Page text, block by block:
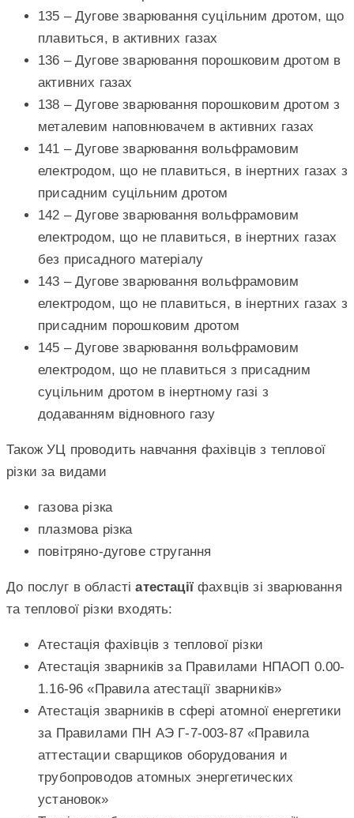
135 – Дугове зварювання суцільним дротом, що
плавиться, в активних газах
136 – Дугове зварювання порошковим дротом в
активних газах
138 – Дугове зварювання порошковим дротом з
металевим наповнювачем в активних газах
141 – Дугове зварювання вольфрамовим
електродом, що не плавиться, в інертних газах з
присадним суцільним дротом
142 – Дугове зварювання вольфрамовим
електродом, що не плавиться, в інертних газах
без присадного матеріалу
143 – Дугове зварювання вольфрамовим
електродом, що не плавиться, в інертних газах з
присадним порошковим дротом
145 – Дугове зварювання вольфрамовим
електродом, що не плавиться з присадним
суцільним дротом в інертному газі з
додаванням відновного газу
Також УЦ проводить навчання фахівців з теплової
різки за видами
газова різка
плазмова різка
повітряно-дугове стругання
До послуг в областіатестаціїфахвців зі зварювання
та теплової різки входять:
Атестація фахівців з теплової різки
Атестація зварників за Правилами НПАОП 0.00-
1.16-96 «Правила атестації зварників»
Атестація зварників в сфері атомної енергетики
за Правилами ПН АЭ Г-7-003-87 «Правила
аттестации сварщиков оборудования и
трубопроводов атомных энергетических
установок»